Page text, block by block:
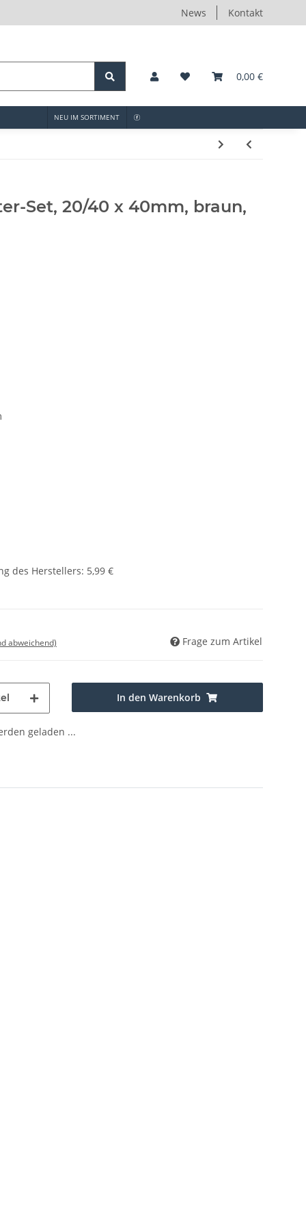
News Kontakt
0,00 €
NEU IM SORTIMENT
Set, 20/40 x 40mm, braun,
des Herstellers: 5,99 €
abweichend) Frage zum Artikel
In den Warenkorb
geladen ...